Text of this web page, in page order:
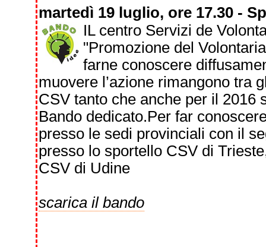
martedì 19 luglio, ore 17.30 -
IL centro Servizi de
"Promozione del
farne conoscere
muovere l’azione rimangono tra
CSV tanto che anche per il 2016
Bando dedicato.Per far
presso le sedi provinciali con il
presso lo sportello CSV di
CSV di Udine
scarica il bando